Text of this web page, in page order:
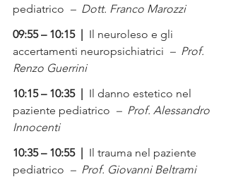
pediatrico –  Dott. Franco Marozzi
09:55 – 10:15  | Il neuroleso e gli
accertamenti neuropsichiatrici –  Prof.
Renzo Guerrini
10:15 – 10:35  | Il danno estetico nel
paziente pediatrico –  Prof. Alessandro
Innocenti
10:35 – 10:55  | Il trauma nel paziente
pediatrico –  Prof. Giovanni Beltrami